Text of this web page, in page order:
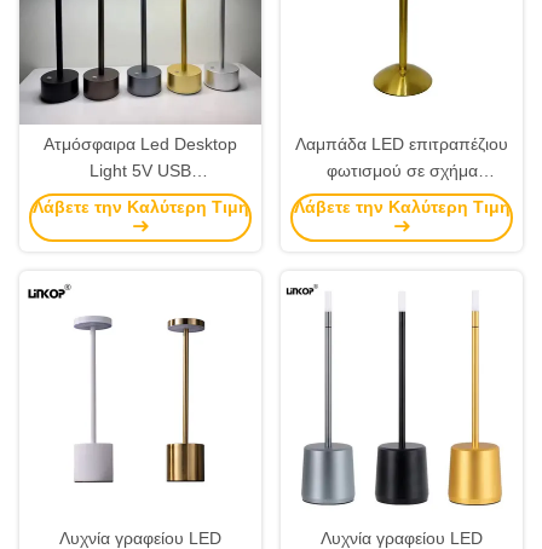
Ατμόσφαιρα Led Desktop
Light 5V USB
επαναφορτιζόμενο LED Table
Light με έλεγχο φωτεινότητας
Λάβετε την Καλύτερη Τιμή
Λαμπάδα LED επιτραπέζιου
φωτισμού σε σχήμα
κολοκύθας με δυνατότητα
ρύθμισης της έντασης 3W
Λάβετε την Καλύτερη Τιμή
Λυχνία γραφείου LED
Λυχνία γραφείου LED